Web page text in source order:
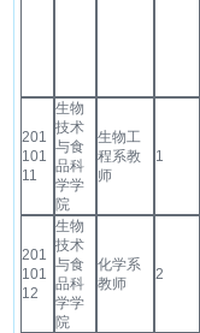
201
101
11
生物
技术
与食
品科
学学
院
生物工
程系教
师
1
201
101
12
生物
技术
与食
品科
学学
院
化学系
教师
2